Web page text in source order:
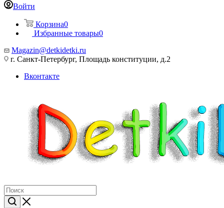
Войти
Корзина0
Избранные товары0
Magazin@detkidetki.ru
г. Санкт-Петербург, Площадь конституции, д.2
Вконтакте